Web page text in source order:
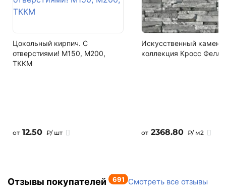
Водопоглощение
Кол-во поддонов в машине
18
Цокольный кирпич. С
отверстиями! М150, М200,
ТККМ
от 12.50 ₽/ шт
Искусственный камень,
коллекция Кросс Фелл
от 2368.80 ₽/ м2
Отзывы покупателей 691 Смотреть все отзывы